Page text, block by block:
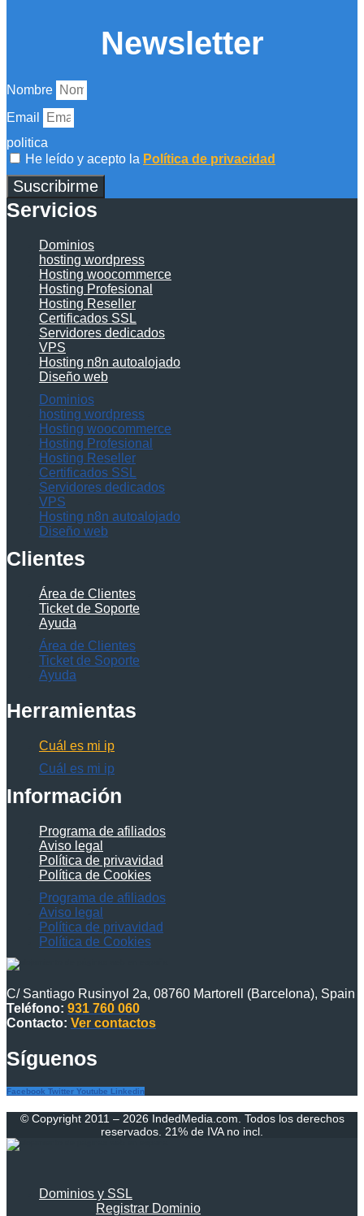
Newsletter
Nombre
Email
politica
He leído y acepto la Política de privacidad
Suscribirme
Servicios
Dominios
hosting wordpress
Hosting woocommerce
Hosting Profesional
Hosting Reseller
Certificados SSL
Servidores dedicados
VPS
Hosting n8n autoalojado
Diseño web
Dominios
hosting wordpress
Hosting woocommerce
Hosting Profesional
Hosting Reseller
Certificados SSL
Servidores dedicados
VPS
Hosting n8n autoalojado
Diseño web
Clientes
Área de Clientes
Ticket de Soporte
Ayuda
Área de Clientes
Ticket de Soporte
Ayuda
Herramientas
Cuál es mi ip
Cuál es mi ip
Información
Programa de afiliados
Aviso legal
Política de privavidad
Política de Cookies
Programa de afiliados
Aviso legal
Política de privavidad
Política de Cookies
C/ Santiago Rusinyol 2a, 08760 Martorell (Barcelona), Spain
Teléfono: 931 760 060
Contacto: Ver contactos
Síguenos
Facebook Twitter Youtube Linkedin
© Copyright 2011 – 2026 IndedMedia.com. Todos los derechos
reservados. 21% de IVA no incl.
Dominios y SSL
Registrar Dominio